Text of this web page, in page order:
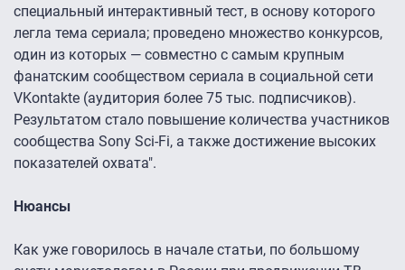
специальный интерактивный тест, в основу которого
легла тема сериала; проведено множество конкурсов,
один из которых — совместно с самым крупным
фанатским сообществом сериала в социальной сети
VKontakte (аудитория более 75 тыс. подписчиков).
Результатом стало повышение количества участников
сообщества Sony Sci-Fi, а также достижение высоких
показателей охвата".
Нюансы
Как уже говорилось в начале статьи, по большому